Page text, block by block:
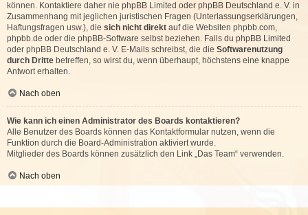
können. Kontaktiere daher nie phpBB Limited oder phpBB Deutschland e. V. in
Zusammenhang mit jeglichen juristischen Fragen (Unterlassungserklärungen,
Haftungsfragen usw.), die sich nicht direkt auf die Websiten phpbb.com,
phpbb.de oder die phpBB-Software selbst beziehen. Falls du phpBB Limited
oder phpBB Deutschland e. V. E-Mails schreibst, die die Softwarenutzung
durch Dritte betreffen, so wirst du, wenn überhaupt, höchstens eine knappe
Antwort erhalten.
Nach oben
Wie kann ich einen Administrator des Boards kontaktieren?
Alle Benutzer des Boards können das Kontaktformular nutzen, wenn die
Funktion durch die Board-Administration aktiviert wurde.
Mitglieder des Boards können zusätzlich den Link „Das Team“ verwenden.
Nach oben